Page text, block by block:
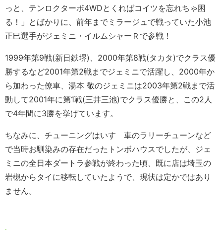
っと、テンロクターボ4WDとくればコイツを忘れちゃ困
る！」とばかりに、前年までミラージュで戦っていた小池
正巳選手がジェミニ・イルムシャーＲで参戦！
1999年第9戦(新日鉄堺)、2000年第8戦(タカタ)でクラス優
勝するなど2001年第2戦までジェミニで活躍し、2000年か
ら加わった僚車、湯本 敬のジェミニは2003年第2戦まで活
動して2001年に第1戦(三井三池)でクラス優勝と、この2人
で4年間に3勝を挙げています。
ちなみに、チューニングはいすゞ車のラリーチューンなど
で当時お馴染みの存在だったトンボハウスでしたが、ジェ
ミニの全日本ダートラ参戦が終わった頃、既に店は埼玉の
岩槻からタイに移転していたようで、現状は定かではあり
ません。